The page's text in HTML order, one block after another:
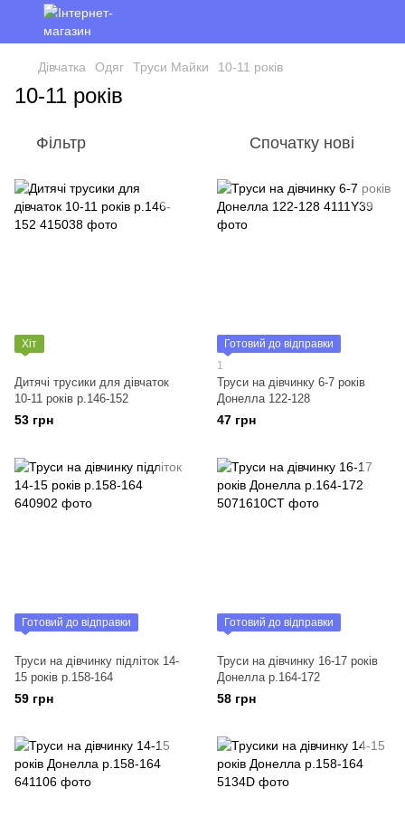
Дівчатка Одяг Труси Майки 10-11 років
10-11 років
Фільтр Спочатку нові
Хіт
Дитячі трусики для дівчаток
10-11 років р.146-152
53 грн
Готовий до відправки
1
Труси на дівчинку 6-7 років
Донелла 122-128
47 грн
Готовий до відправки
Труси на дівчинку підліток 14-
15 років р.158-164
59 грн
Готовий до відправки
Труси на дівчинку 16-17 років
Донелла р.164-172
58 грн